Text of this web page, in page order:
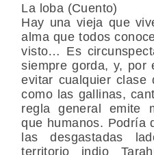
La loba (Cuento)
Hay una vieja que
alma que todos
visto… Es
siempre gorda, y, por
evitar cualquier clase
como las gallinas,
regla general emite
que humanos. Podría
las desgastadas
territorio indio